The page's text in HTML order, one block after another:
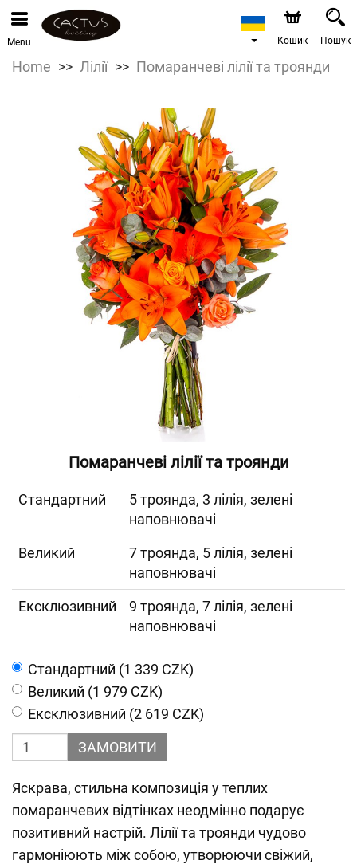
Menu Кошик Пошук
Home Лілії Помаранчеві лілії та троянди
Помаранчеві лілії та троянди
Cтандартний
5 троянда, 3 лілія, зелені
наповнювачі
Великий
7 троянда, 5 лілія, зелені
наповнювачі
Ексклюзивний
9 троянда, 7 лілія, зелені
наповнювачі
Cтандартний (1 339 CZK)
Великий (1 979 CZK)
Ексклюзивний (2 619 CZK)
ЗАМОВИТИ
Яскрава, стильна композиція у теплих
помаранчевих відтінках неодмінно подарує
позитивний настрій. Лілії та троянди чудово
гармоніюють між собою, утворюючи свіжий,